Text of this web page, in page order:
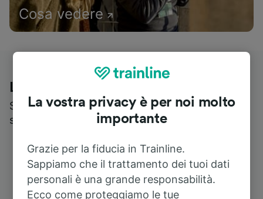
Cosa vedere
Le recensioni dei nostri viaggiatori
Scopri cosa pensa realmente chi utilizza i nostri
servizi
La vostra privacy è per noi molto
importante
Grazie per la fiducia in Trainline.
Sappiamo che il trattamento dei tuoi dati
personali è una grande responsabilità.
Ecco come proteggiamo le tue